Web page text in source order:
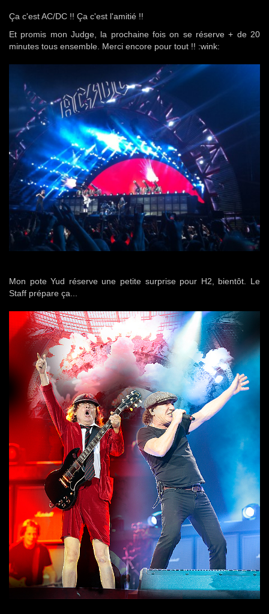
Ça c'est AC/DC !! Ça c'est l'amitié !!
Et promis mon Judge, la prochaine fois on se réserve + de 20
minutes tous ensemble. Merci encore pour tout !! :wink:
Mon pote Yud réserve une petite surprise pour H2, bientôt. Le
Staff prépare ça...